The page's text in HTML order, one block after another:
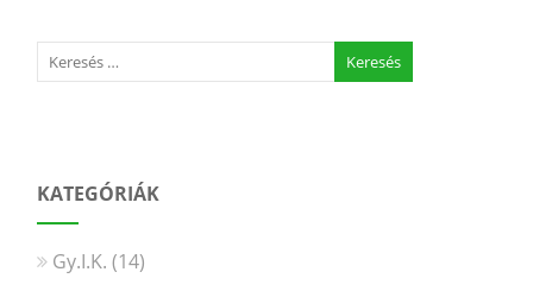
KATEGÓRIÁK
Gy.I.K. (14)